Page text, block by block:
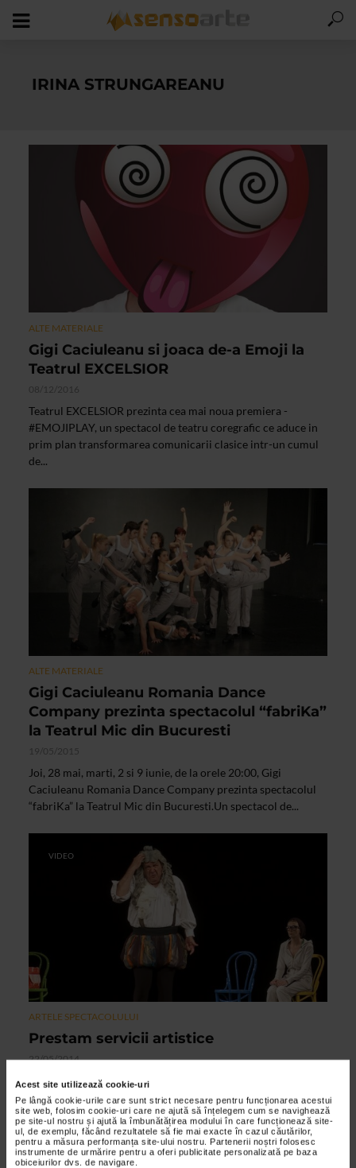
Acest site utilizează cookie-uri
Pe lângă cookie-urile care sunt strict necesare pentru funcționarea acestui
site web, folosim cookie-uri care ne ajută să înțelegem cum se navighează
pe site-ul nostru și ajută la îmbunătățirea modului în care funcționează site-
ul, de exemplu, făcând rezultatele să fie mai exacte în cazul căutărilor,
pentru a măsura performanța site-ului nostru. Partenerii noștri folosesc
instrumente de urmărire pentru a oferi publicitate personalizată pe baza
obiceiurilor dvs. de navigare.
IRINA STRUNGAREANU
ALTE MATERIALE
Gigi Caciuleanu si joaca de-a Emoji la
Teatrul EXCELSIOR
08/12/2016
Teatrul EXCELSIOR prezinta cea mai noua premiera -
#EMOJIPLAY, un spectacol de teatru coregrafic ce aduce in
prim plan transformarea comunicarii clasice intr-un cumul
de...
ALTE MATERIALE
Gigi Caciuleanu Romania Dance
Company prezinta spectacolul “fabriKa”
la Teatrul Mic din Bucuresti
19/05/2015
Joi, 28 mai, marti, 2 si 9 iunie, de la orele 20:00, Gigi
Caciuleanu Romania Dance Company prezinta spectacolul
“fabriKa” la Teatrul Mic din Bucuresti.Un spectacol de...
VIDEO
ARTELE SPECTACOLULUI
Prestam servicii artistice
22/05/2014
De Chris Simion. Adica inca o piesa scrisa si regizata de
aceasta talentata femeie care continua sa puna in scena
subiecte sensibile. De data aceasta e vorba despre ne...